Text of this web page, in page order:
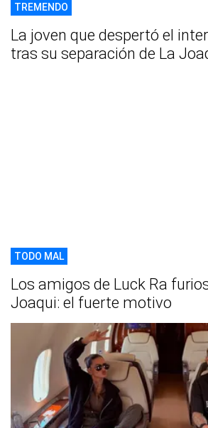
TREMENDO
La joven que despertó el
tras su separación de La
TODO MAL
Los amigos de Luck Ra
Joaqui: el fuerte motivo